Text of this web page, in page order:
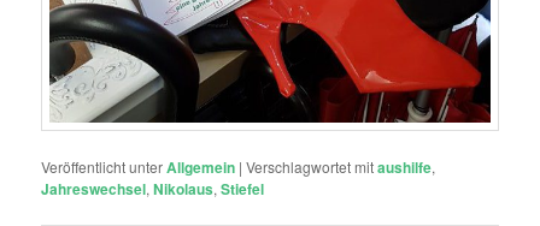
Veröffentlicht unterAllgemein |Verschlagwortet mitaushilfe,
Jahreswechsel,Nikolaus,Stiefel